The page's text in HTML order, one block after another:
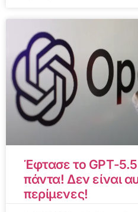
Έφτασε το GPT-5.5
πάντα! Δεν είναι
περίμενες!